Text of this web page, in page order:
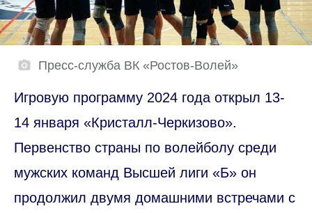
Пресс-служба ВК «Ростов-Волей»
Игровую программу 2024 года открыл 13-
14 января «Кристалл-Черкизово».
Первенство страны по волейболу среди
мужских команд Высшей лиги «Б» он
продолжил двумя домашними встречами с